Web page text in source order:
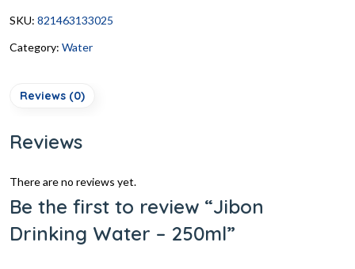
SKU: 821463133025
Category: Water
Reviews (0)
Reviews
There are no reviews yet.
Be the first to review “Jibon
Drinking Water – 250ml”